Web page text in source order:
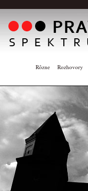
Rôzne Rozhovory